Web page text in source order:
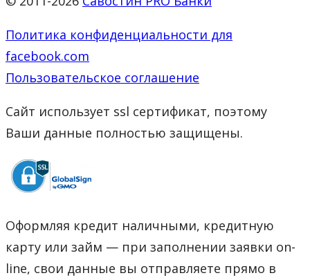
Политика конфиденциальности для
facebook.com
Пользовательское соглашение
Сайт использует ssl сертификат, поэтому
Ваши данные полностью защищены.
Оформляя кредит наличными, кредитную
карту или займ — при заполнении заявки on-
line, свои данные вы отправляете прямо в